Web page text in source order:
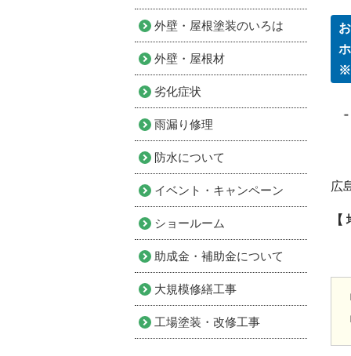
※
広
外壁・屋根塗装のいろは
外壁・屋根材
劣化症状
雨漏り修理
防水について
イベント・キャンペーン
ショールーム
助成金・補助金について
大規模修繕工事
工場塗装・改修工事